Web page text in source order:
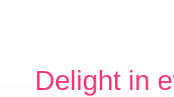
Delight in